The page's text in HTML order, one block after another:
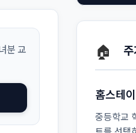
분 교
🏠
홈스테
중등학교